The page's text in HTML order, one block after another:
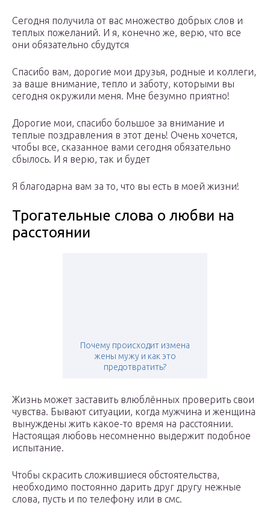
Сегодня получила от вас множество добрых слов и
теплых пожеланий. И я, конечно же, верю, что все
они обязательно сбудутся
Спасибо вам, дорогие мои друзья, родные и коллеги,
за ваше внимание, тепло и заботу, которыми вы
сегодня окружили меня. Мне безумно приятно!
Дорогие мои, спасибо большое за внимание и
теплые поздравления в этот день! Очень хочется,
чтобы все, сказанное вами сегодня обязательно
сбылось. И я верю, так и будет
Я благодарна вам за то, что вы есть в моей жизни!
Трогательные слова о любви на
расстоянии
Почему происходит измена
жены мужу и как это
предотвратить?
Жизнь может заставить влюблённых проверить свои
чувства. Бывают ситуации, когда мужчина и женщина
вынуждены жить какое-то время на расстоянии.
Настоящая любовь несомненно выдержит подобное
испытание.
Чтобы скрасить сложившиеся обстоятельства,
необходимо постоянно дарить друг другу нежные
слова, пусть и по телефону или в смс.